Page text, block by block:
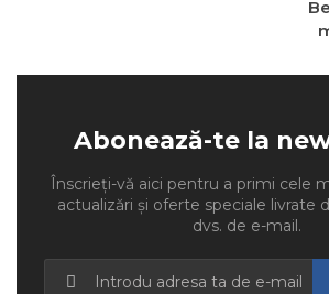
Abonează-te la
Înscrieți-vă aici pentru a primi cele
actualizări și oferte speciale livrate
dvs. de e-mail.